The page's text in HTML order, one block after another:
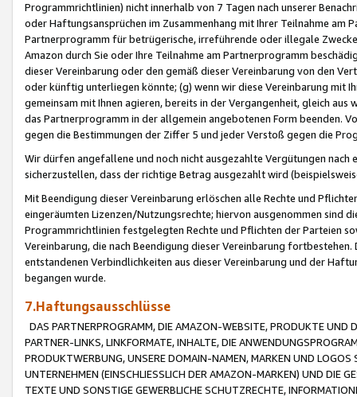
Programmrichtlinien) nicht innerhalb von 7 Tagen nach unserer
oder Haftungsansprüchen im Zusammenhang mit Ihrer Teilnahme am
Partnerprogramm für betrügerische, irreführende oder illegale
Amazon durch Sie oder Ihre Teilnahme am Partnerprogramm
dieser Vereinbarung oder den gemäß dieser Vereinbarung von den
oder künftig unterliegen könnte; (g) wenn wir diese Vereinbarung mit
gemeinsam mit Ihnen agieren, bereits in der Vergangenheit, gleich
das Partnerprogramm in der allgemein angebotenen Form beenden.
gegen die Bestimmungen der Ziffer 5 und jeder Verstoß gegen die
Wir dürfen angefallene und noch nicht ausgezahlte Vergütungen
sicherzustellen, dass der richtige Betrag ausgezahlt wird
Mit Beendigung dieser Vereinbarung erlöschen alle Rechte und
eingeräumten Lizenzen/Nutzungsrechte; hiervon ausgenommen sind
Programmrichtlinien festgelegten Rechte und Pflichten der Parteien
Vereinbarung, die nach Beendigung dieser Vereinbarung
entstandenen Verbindlichkeiten aus dieser Vereinbarung und der
begangen wurde.
7.Haftungsausschlüsse
DAS PARTNERPROGRAMM, DIE AMAZON-WEBSITE, PRODUKTE UND
PARTNER-LINKS, LINKFORMATE, INHALTE, DIE
PRODUKTWERBUNG, UNSERE DOMAIN-NAMEN, MARKEN UND
UNTERNEHMEN (EINSCHLIESSLICH DER AMAZON-MARKEN) UND DIE
TEXTE UND SONSTIGE GEWERBLICHE SCHUTZRECHTE,